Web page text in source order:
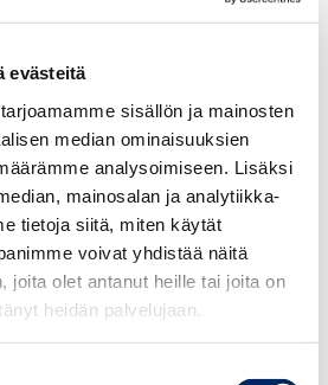
evästeitä
sisällön ja mainosten
median ominaisuuksien
analysoimiseen. Lisäksi
mainosalan ja analytiikka-
tietoja siitä, miten käytät
voivat yhdistää näitä
joita olet antanut heille tai joita on
heidän palvelujaan.
sekä
vain palkkatuloihin
eläke-, tai yrittäjätulon
johtuen. Myöskään tulonsiirtoja